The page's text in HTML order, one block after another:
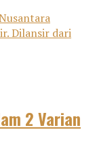
Dilansir dari
2 Varian